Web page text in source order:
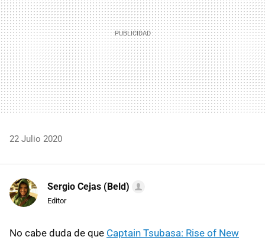
22 Julio 2020
Sergio Cejas (Beld)
Editor
No cabe duda de que Captain Tsubasa: Rise of New